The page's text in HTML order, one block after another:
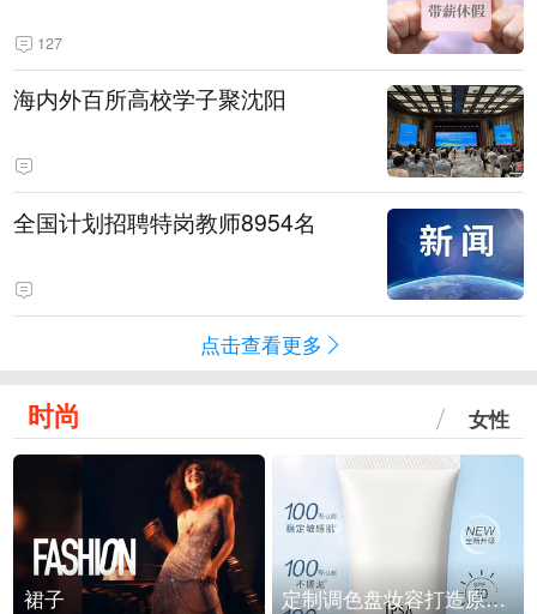
127
海内外百所高校学子聚沈阳
全国计划招聘特岗教师8954名
点击查看更多
时尚 女性
裙子 定制调色盘妆容打造原生之美